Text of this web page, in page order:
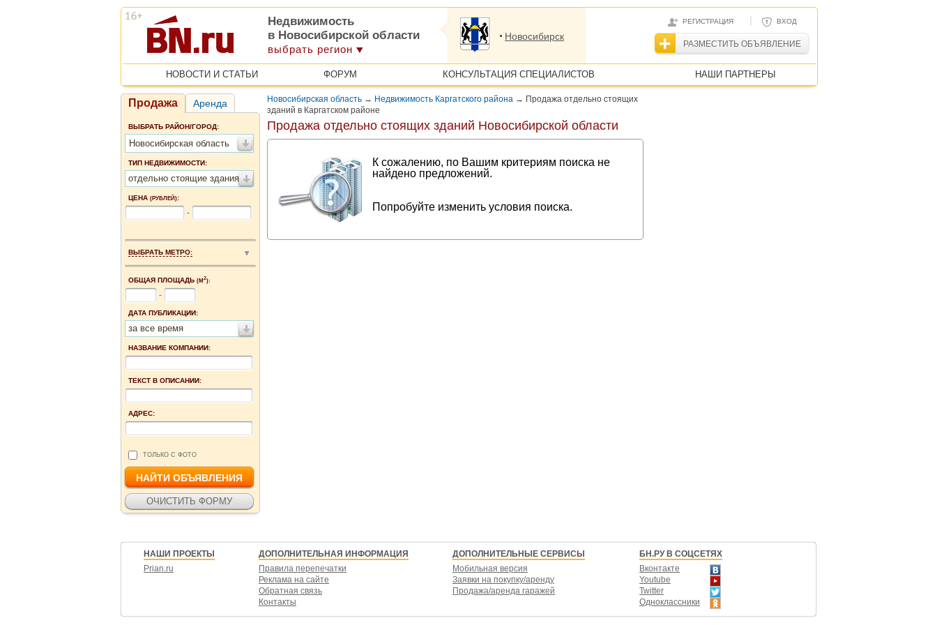
РЕГИСТРАЦИЯ | ВХОД
РАЗМЕСТИТЬ ОБЪЯВЛЕНИЕ
Недвижимость
в Новосибирской области
выбрать регион
Новосибирск
НОВОСТИ И СТАТЬИ ФОРУМ КОНСУЛЬТАЦИЯ СПЕЦИАЛИСТОВ НАШИ ПАРТНЕРЫ
Продажа Аренда
ВЫБРАТЬ РАЙОН/ГОРОД:
Новосибирская область
ТИП НЕДВИЖИМОСТИ:
отдельно стоящие здания
ЦЕНА (РУБЛЕЙ):
-
ВЫБРАТЬ МЕТРО:
ОБЩАЯ ПЛОЩАДЬ (М2):
-
ДАТА ПУБЛИКАЦИИ:
за все время
НАЗВАНИЕ КОМПАНИИ:
ТЕКСТ В ОПИСАНИИ:
АДРЕС:
ТОЛЬКО С ФОТО
Новосибирская область → Недвижимость Каргатского района → Продажа отдельно стоящих
зданий в Каргатском районе
Продажа отдельно стоящих зданий Новосибирской области
К сожалению, по Вашим критериям поиска не
найдено предложений.
Попробуйте изменить условия поиска.
НАШИ ПРОЕКТЫ
Prian.ru
ДОПОЛНИТЕЛЬНАЯ ИНФОРМАЦИЯ
Правила перепечатки
Реклама на сайте
Обратная связь
Контакты
ДОПОЛНИТЕЛЬНЫЕ СЕРВИСЫ
Мобильная версия
Заявки на покупку/аренду
Продажа/аренда гаражей
БН.РУ В СОЦСЕТЯХ
Вконтакте
Youtube
Twitter
Одноклассники